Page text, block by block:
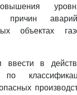
уровня
причин
объектах
ввести в